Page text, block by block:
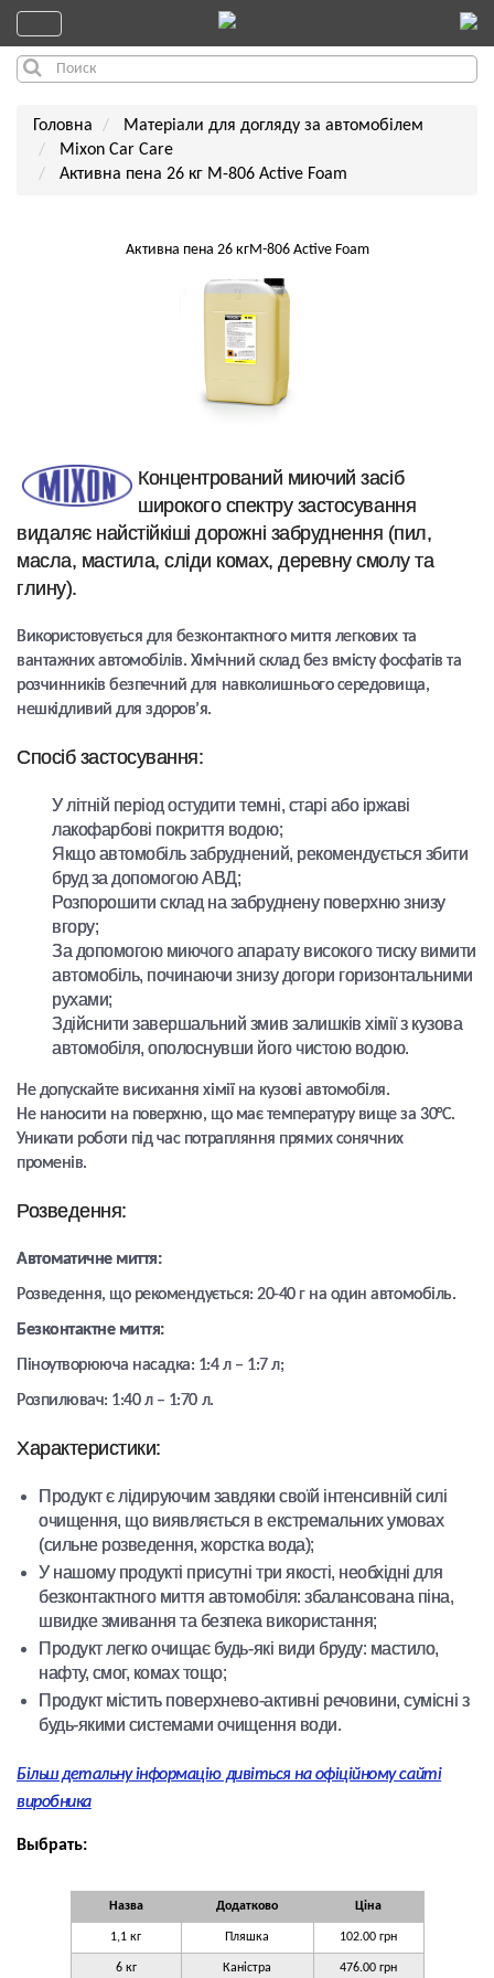
Головна
Матеріали для догляду за автомобілем
Mixon Car Care
Активна пена 26 кг M-806 Active Foam
Активна пена 26 кгM-806 Active Foam
Концентрований миючий засіб
широкого спектру застосування
видаляє найстійкіші дорожні забруднення (пил,
масла, мастила, сліди комах, деревну смолу та
глину).
Використовується для безконтактного миття легкових та
вантажних автомобілів. Хімічний склад без вмісту фосфатів та
розчинників безпечний для навколишнього середовища,
нешкідливий для здоров’я.
Спосіб застосування:
У літній період остудити темні, старі або іржаві
лакофарбові покриття водою;
Якщо автомобіль забруднений, рекомендується збити
бруд за допомогою АВД;
Розпорошити склад на забруднену поверхню знизу
вгору;
За допомогою миючого апарату високого тиску вимити
автомобіль, починаючи знизу догори горизонтальними
рухами;
Здійснити завершальний змив залишків хімії з кузова
автомобіля, ополоснувши його чистою водою.
Не допускайте висихання хімії на кузові автомобіля.
Не наносити на поверхню, що має температуру вище за 30°С.
Уникати роботи під час потрапляння прямих сонячних
променів.
Розведення:
Автоматичне миття:
Розведення, що рекомендується: 20-40 г на один автомобіль.
Безконтактне миття:
Піноутворююча насадка: 1:4 л – 1:7 л;
Розпилювач: 1:40 л – 1:70 л.
Характеристики:
Продукт є лідируючим завдяки своїй інтенсивній силі
очищення, що виявляється в екстремальних умовах
(сильне розведення, жорстка вода);
У нашому продукті присутні три якості, необхідні для
безконтактного миття автомобіля: збалансована піна,
швидке змивання та безпека використання;
Продукт легко очищає будь-які види бруду: мастило,
нафту, смог, комах тощо;
Продукт містить поверхнево-активні речовини, сумісні з
будь-якими системами очищення води.
Більш детальну інформацію дивіться на офіційному сайті
виробника
Выбрать:
Назва Додатково Ціна
1,1 кг Пляшка 102.00 грн
6 кг Каністра 476.00 грн